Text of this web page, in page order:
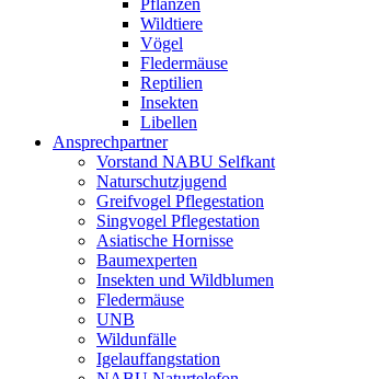
Pflanzen
Wildtiere
Vögel
Fledermäuse
Reptilien
Insekten
Libellen
Ansprechpartner
Vorstand NABU Selfkant
Naturschutzjugend
Greifvogel Pflegestation
Singvogel Pflegestation
Asiatische Hornisse
Baumexperten
Insekten und Wildblumen
Fledermäuse
UNB
Wildunfälle
Igelauffangstation